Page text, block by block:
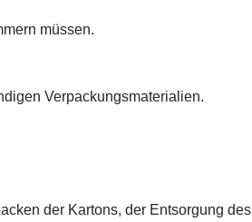
müssen.
Verpackungsmaterialien.
der Kartons, der Entsorgung des